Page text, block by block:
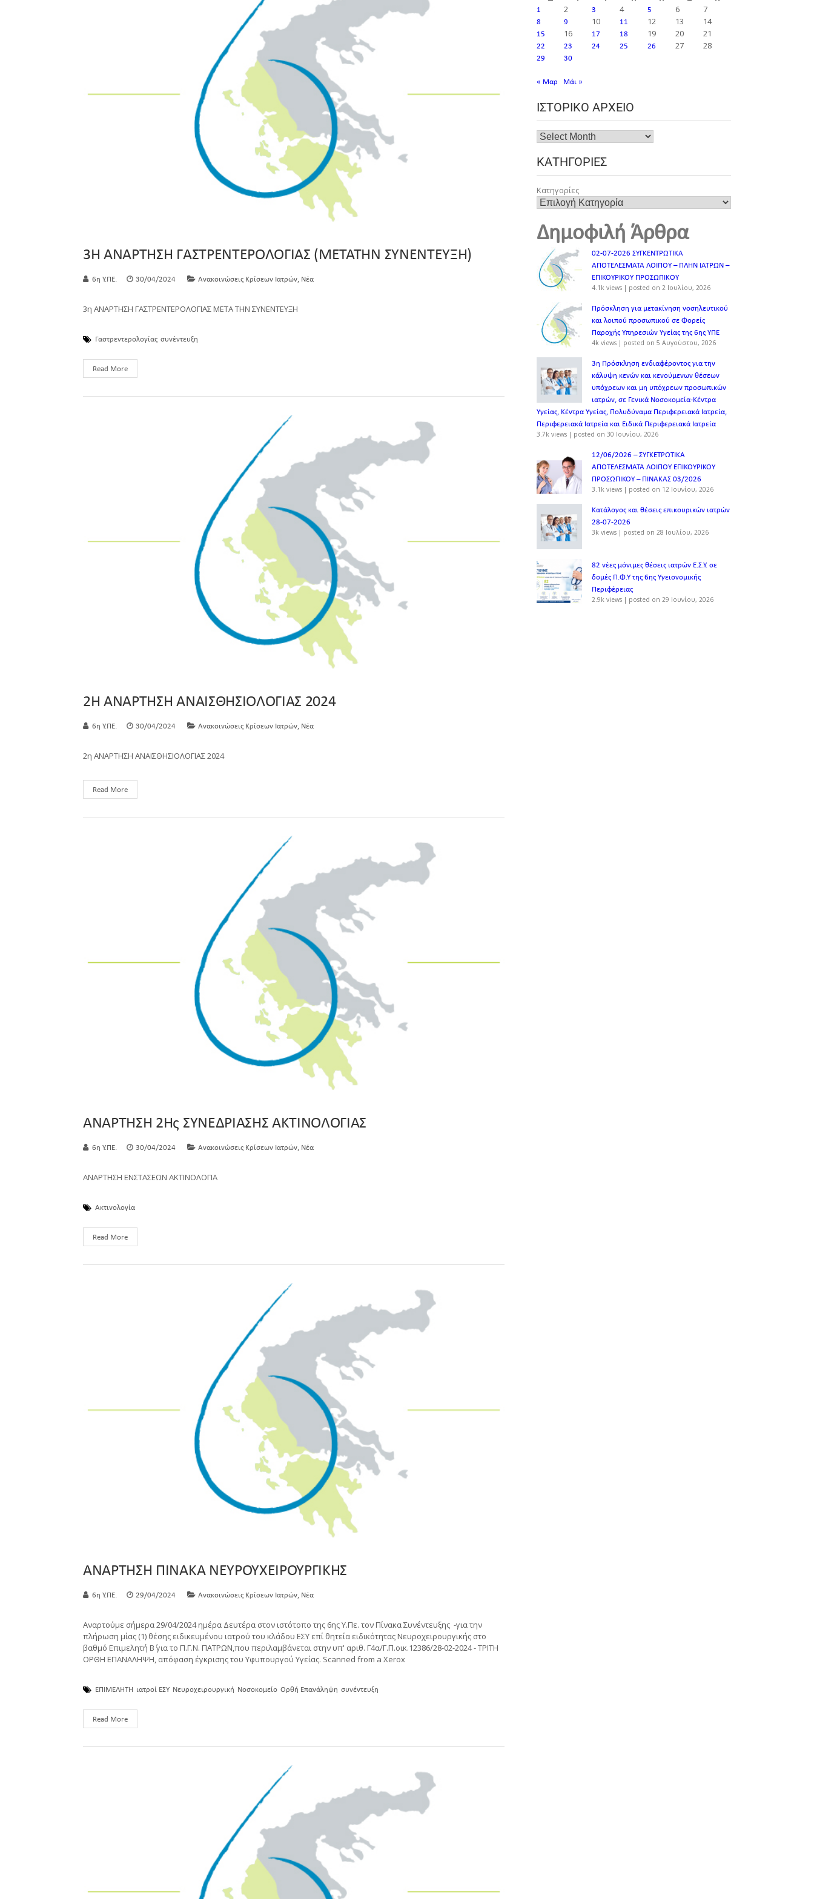
3Η ΑΝΑΡΤΗΣΗ ΓΑΣΤΡΕΝΤΕΡΟΛΟΓΙΑΣ (ΜΕΤΑΤΗΝ ΣΥΝΕΝΤΕΥΞΗ)
6η Υ.ΠΕ. 30/04/2024 Ανακοινώσεις Κρίσεων Ιατρών, Νέα
3η ΑΝΑΡΤΗΣΗ ΓΑΣΤΡΕΝΤΕΡΟΛΟΓΙΑΣ ΜΕΤΑ ΤΗΝ ΣΥΝΕΝΤΕΥΞΗ
Γαστρεντερολογίας συνέντευξη
Read More
2Η ΑΝΑΡΤΗΣΗ ΑΝΑΙΣΘΗΣΙΟΛΟΓΙΑΣ 2024
6η Υ.ΠΕ. 30/04/2024 Ανακοινώσεις Κρίσεων Ιατρών, Νέα
2η ΑΝΑΡΤΗΣΗ ΑΝΑΙΣΘΗΣΙΟΛΟΓΙΑΣ 2024
Read More
ΑΝΑΡΤΗΣΗ 2Ης ΣΥΝΕΔΡΙΑΣΗΣ ΑΚΤΙΝΟΛΟΓΙΑΣ
6η Υ.ΠΕ. 30/04/2024 Ανακοινώσεις Κρίσεων Ιατρών, Νέα
ΑΝΑΡΤΗΣΗ ΕΝΣΤΑΣΕΩΝ ΑΚΤΙΝΟΛΟΓΙΑ
Ακτινολογία
Read More
ΑΝΑΡΤΗΣΗ ΠΙΝΑΚΑ ΝΕΥΡΟΥΧΕΙΡΟΥΡΓΙΚΗΣ
6η Υ.ΠΕ. 29/04/2024 Ανακοινώσεις Κρίσεων Ιατρών, Νέα
Αναρτούμε σήμερα 29/04/2024 ημέρα Δευτέρα στον ιστότοπο της 6ης Υ.Πε. τον Πίνακα Συνέντευξης -για την
πλήρωση μίας (1) θέσης ειδικευμένου ιατρού του κλάδου ΕΣΥ επί θητεία ειδικότητας Νευροχειρουργικής στο
βαθμό Επιμελητή Β΄ για το Π.Γ.Ν. ΠΑΤΡΩΝ,που περιλαμβάνεται στην υπ' αριθ. Γ4α/Γ.Π.οικ.12386/28-02-2024 - ΤΡΙΤΗ
ΟΡΘΗ ΕΠΑΝΑΛΗΨΗ, απόφαση έγκρισης του Υφυπουργού Υγείας. Scanned from a Xerox
ΕΠΙΜΕΛΗΤΗ ιατροί ΕΣΥ Νευροχειρουργική Νοσοκομείο Ορθή Επανάληψη συνέντευξη
Read More
1 2 3 4 5 6 7
8 9 10 11 12 13 14
15 16 17 18 19 20 21
22 23 24 25 26 27 28
29 30
« Μαρ Μάι »
ΙΣΤΟΡΙΚΌ ΑΡΧΕΊΟ
ΚΑΤΗΓΟΡΊΕΣ
Κατηγορίες
Δημοφιλή Άρθρα
02-07-2026 ΣΥΓΚΕΝΤΡΩΤΙΚΑ
ΑΠΟΤΕΛΕΣΜΑΤΑ ΛΟΙΠΟΥ – ΠΛΗΝ ΙΑΤΡΩΝ –
ΕΠΙΚΟΥΡΙΚΟΥ ΠΡΟΣΩΠΙΚOY
4.1k views | posted on 2 Ιουλίου, 2026
Πρόσκληση για μετακίνηση νοσηλευτικού
και λοιπού προσωπικού σε Φορείς
Παροχής Υπηρεσιών Υγείας της 6ης ΥΠΕ
4k views | posted on 5 Αυγούστου, 2026
3η Πρόσκληση ενδιαφέροντος για την
κάλυψη κενών και κενούμενων θέσεων
υπόχρεων και μη υπόχρεων προσωπικών
ιατρών, σε Γενικά Νοσοκομεία-Κέντρα
Υγείας, Κέντρα Υγείας, Πολυδύναμα Περιφερειακά Ιατρεία,
Περιφερειακά Ιατρεία και Ειδικά Περιφερειακά Ιατρεία
3.7k views | posted on 30 Ιουνίου, 2026
12/06/2026 – ΣΥΓΚΕΤΡΩΤΙΚΑ
ΑΠΟΤΕΛΕΣΜΑΤΑ ΛΟΙΠΟΥ ΕΠΙΚΟΥΡΙΚΟΥ
ΠΡΟΣΩΠΙΚΟΥ – ΠΙΝΑΚΑΣ 03/2026
3.1k views | posted on 12 Ιουνίου, 2026
Κατάλογος και θέσεις επικουρικών ιατρών
28-07-2026
3k views | posted on 28 Ιουλίου, 2026
82 νέες μόνιμες θέσεις ιατρών Ε.Σ.Υ. σε
δομές Π.Φ.Υ της 6ης Υγειονομικής
Περιφέρειας
2.9k views | posted on 29 Ιουνίου, 2026